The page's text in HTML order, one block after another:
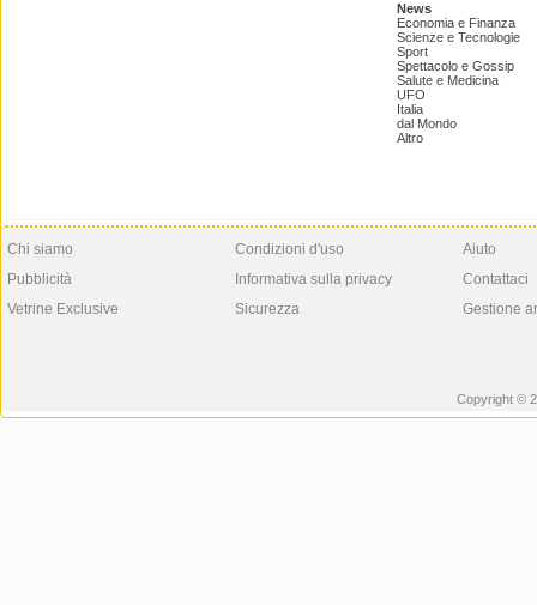
News
Economia e Finanza
Scienze e Tecnologie
Sport
Spettacolo e Gossip
Salute e Medicina
UFO
Italia
dal Mondo
Altro
Chi siamo
Pubblicità
Vetrine Exclusive
Condizioni d'uso
Informativa sulla privacy
Sicurezza
Aiuto
Contattaci
Gestione
Copyright ©